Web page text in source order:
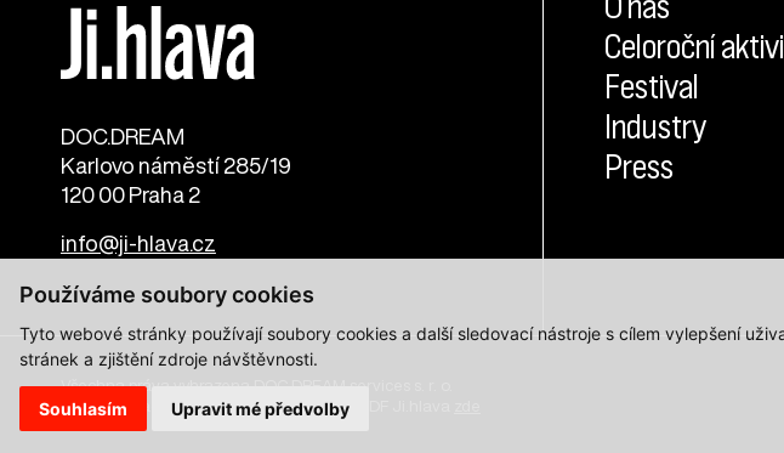
Používáme soubory cookies
Tyto webové stránky používají soubory cookies a další sledovací nástroje s cílem vylepšení
stránek a zjištění zdroje návštěvnosti.
Souhlasím Upravit mé předvolby
DOC.DREAM​
Karlovo náměstí 285/19
120 00 Praha 2
info@ji-hlava.cz
Celoroční
Festival
Industry
Press
Všechna práva vyhrazena DOC.DREAM services s. r. o.
Zásady zpracování osobních údajů pro MFDF Ji.hlava